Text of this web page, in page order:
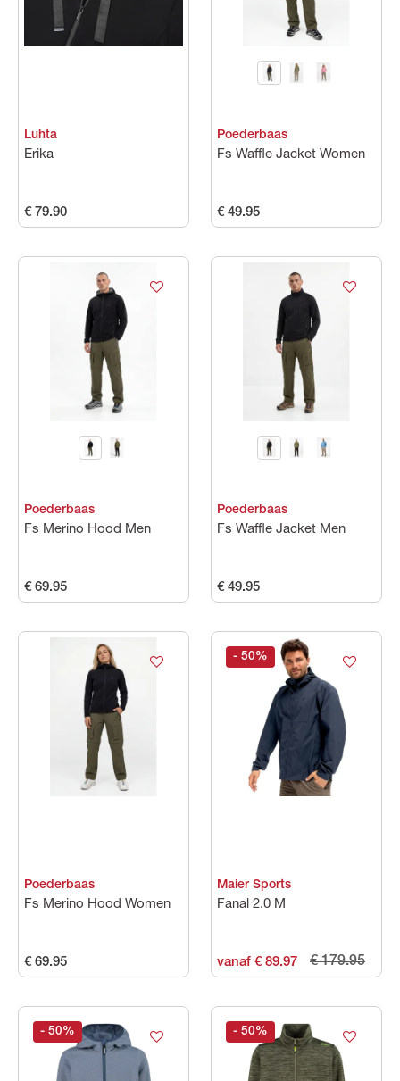
Luhta
Erika
€ 79.90
Poederbaas
Fs Waffle Jacket Women
€ 49.95
Poederbaas
Fs Merino Hood Men
€ 69.95
Poederbaas
Fs Waffle Jacket Men
€ 49.95
Poederbaas
Fs Merino Hood Women
€ 69.95
Maier Sports
Fanal 2.0 M
vanaf € 89.97 € 179.95
- 50%
- 50% - 50%